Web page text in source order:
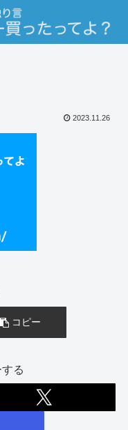
2023.11.26
コピー
る